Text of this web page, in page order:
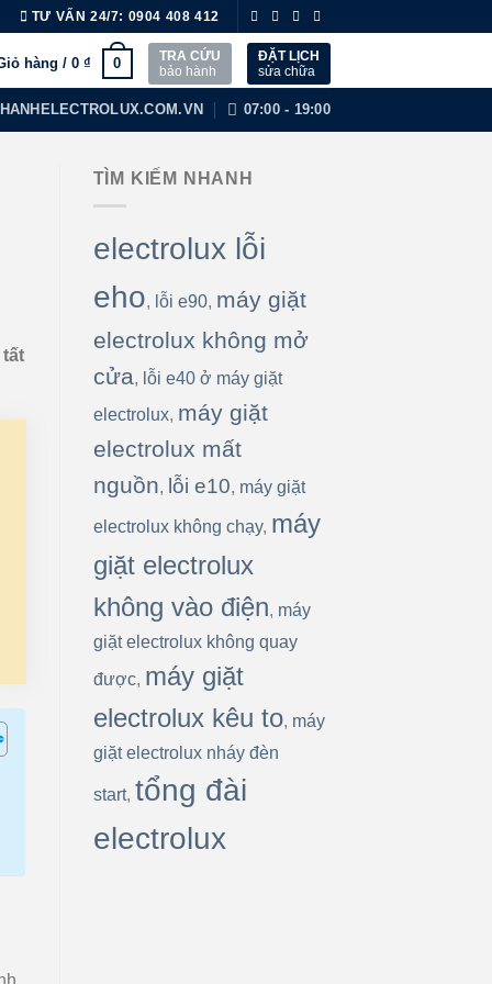
TƯ VẤN 24/7: 0904 408 412
hàng / 0 ₫ 0
TRA CỨU
bảo hành
ĐẶT LỊCH
sửa chữa
07:00 - 19:00
tất
TÌM KIẾM NHANH
electrolux lỗi
eho, lỗi e90, máy giặt
electrolux không mở
cửa, lỗi e40 ở máy giặt
electrolux, máy giặt
electrolux mất
nguồn, lỗi e10, máy giặt
electrolux không chạy, máy
giặt electrolux
không vào điện, máy
giặt electrolux không quay
được, máy giặt
electrolux kêu to, máy
giặt electrolux nháy đèn
start, tổng đài
electrolux